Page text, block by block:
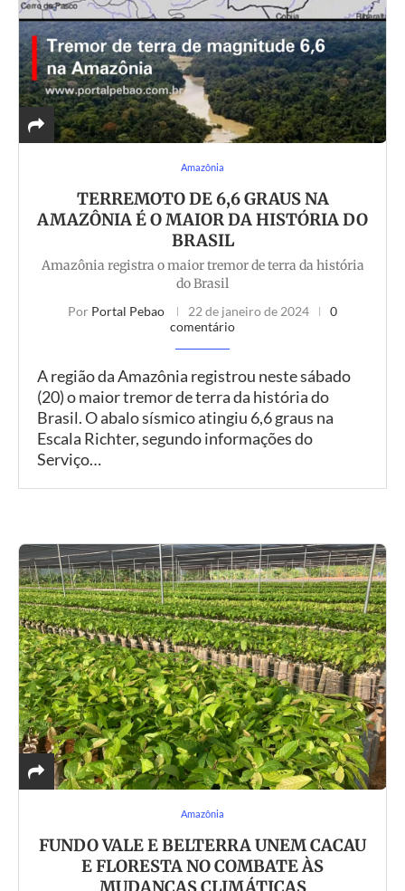
Amazônia
TERREMOTO DE 6,6 GRAUS NA
AMAZÔNIA É O MAIOR DA HISTÓRIA DO
BRASIL
Amazônia registra o maior tremor de terra da história
do Brasil
Por Portal Pebao 22 de janeiro de 2024
0
comentário
A região da Amazônia registrou neste sábado
(20) o maior tremor de terra da história do
Brasil. O abalo sísmico atingiu 6,6 graus na
Escala Richter, segundo informações do
Serviço…
Amazônia
FUNDO VALE E BELTERRA UNEM CACAU
E FLORESTA NO COMBATE ÀS